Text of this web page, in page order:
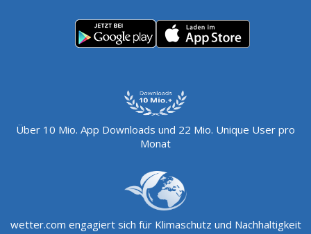
Über 10 Mio. App Downloads und 22 Mio. Unique User pro
Monat
wetter.com engagiert sich für Klimaschutz und Nachhaltigkeit